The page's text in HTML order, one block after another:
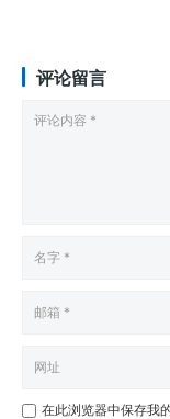
评论留言
在此浏览器中保存我